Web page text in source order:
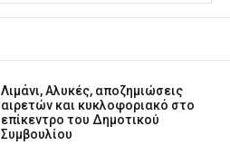
Λιμάνι, Αλυκές, αποζημιώσεις
αιρετών και κυκλοφοριακό στο
επίκεντρο του Δημοτικού
Συμβουλίου